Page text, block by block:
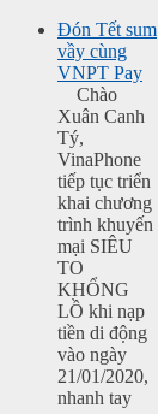
Đón Tết sum
vầy cùng
VNPT Pay
Chào
Xuân Canh
Tý,
VinaPhone
tiếp tục triển
khai chương
trình khuyến
mại SIÊU
TO
KHỔNG
LỒ khi nạp
tiền di động
vào ngày
21/01/2020,
nhanh tay